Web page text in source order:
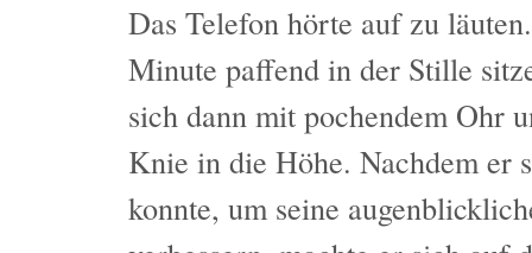
Das Telefon hörte auf zu
Minute paffend in der Stille
sich dann mit pochendem Ohr
Knie in die Höhe. Nachdem er
konnte, um seine